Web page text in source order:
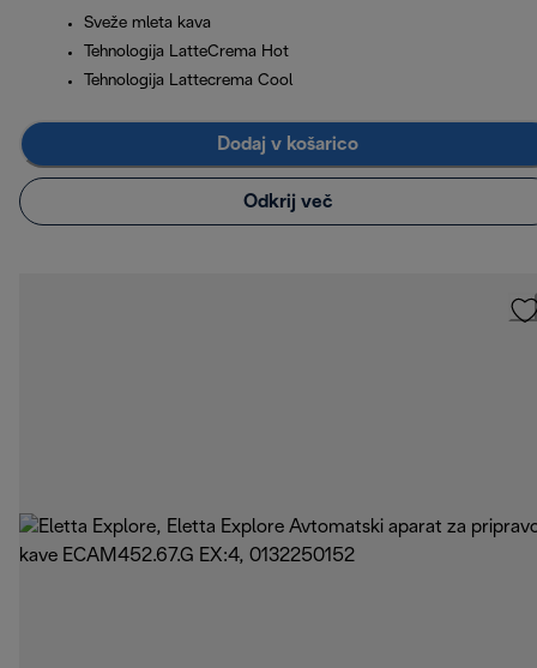
Sveže mleta kava
Tehnologija LatteCrema Hot
Tehnologija Lattecrema Cool
Dodaj v košarico
Odkrij več